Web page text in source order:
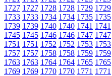
1727 1727 1728 1728 1729 1729
1733 1733 1734 1734 1735 1735
1739 1739 1740 1740 1741 1741
1745 1745 1746 1746 1747 1747
1751 1751 1752 1752 1753 1753
1757 1757 1758 1758 1759 1759
1763 1763 1764 1764 1765 1765
1769 1769 1770 1770 1771 1771